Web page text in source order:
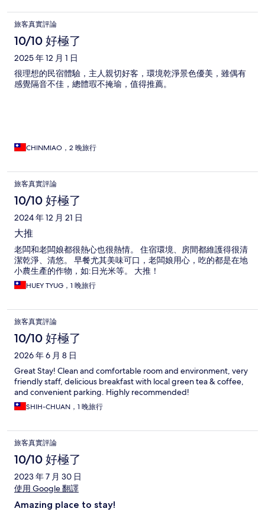
旅客真實評論
10/10 好極了
2025 年 12 月 1 日
很理想的民宿體驗，主人親切好客，環境乾淨景色優美，雖偶有
感覺隔音不佳，總體瑕不掩瑜，值得推薦。
CHINMIAO，2 晚旅行
旅客真實評論
10/10 好極了
2024 年 12 月 21 日
大推
老闆和老闆娘都很熱心也很熱情。 住宿環境、房間都維護得很清
潔乾淨、清悠。 早餐尤其美味可口，老闆娘用心，吃的都是在地
小農生產的作物，如:日光米等。 大推！
HUEY TYUG，1 晚旅行
旅客真實評論
10/10 好極了
2026 年 6 月 8 日
Great Stay! Clean and comfortable room and environment, very
friendly staff, delicious breakfast with local green tea & coffee,
and convenient parking. Highly recommended!
SHIH-CHUAN，1 晚旅行
旅客真實評論
10/10 好極了
2023 年 7 月 30 日
使用 Google 翻譯
Amazing place to stay!